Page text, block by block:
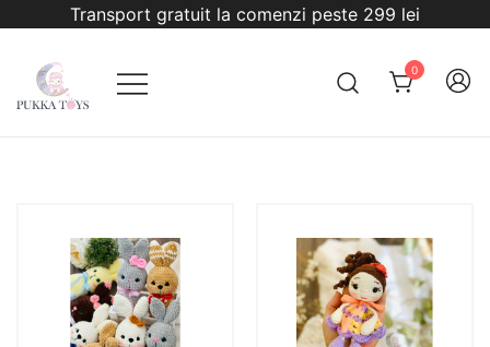
conținut
Transport gratuit la comenzi peste 299 lei
0